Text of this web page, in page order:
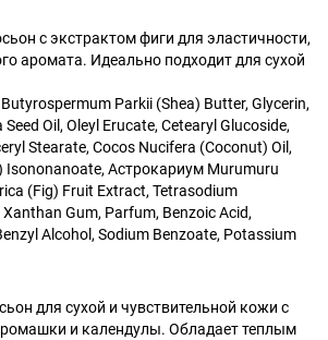
с экстрактом фиги для эластичности,
аромата. Идеально подходит для сухой
Parkii (Shea) Butter, Glycerin,
Oil, Oleyl Erucate, Cetearyl Glucoside,
Stearate, Cocos Nucifera (Coconut) Oil,
Isononanoate, Астрокариум Murumuru
(Fig) Fruit Extract, Tetrasodium
Gum, Parfum, Benzoic Acid,
Alcohol, Sodium Benzoate, Potassium
для сухой и чувствительной кожи с
и календулы. Обладает теплым